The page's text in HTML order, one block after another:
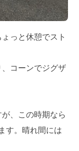
っと休憩でスト
コーンでジグザ
、この時期なら
す。晴れ間には